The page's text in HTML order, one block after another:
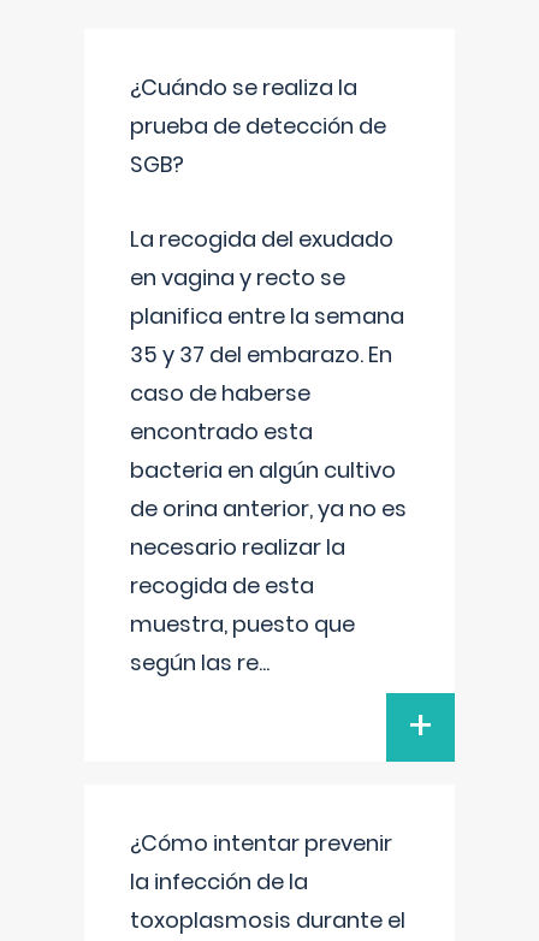
¿Cuándo se realiza la
prueba de detección de
SGB?
La recogida del exudado
en vagina y recto se
planifica entre la semana
35 y 37 del embarazo. En
caso de haberse
encontrado esta
bacteria en algún cultivo
de orina anterior, ya no es
necesario realizar la
recogida de esta
muestra, puesto que
según las re...
+
¿Cómo intentar prevenir
la infección de la
toxoplasmosis durante el